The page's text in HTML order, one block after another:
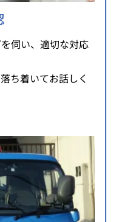
伺い、適切な対応
ち着いてお話しく